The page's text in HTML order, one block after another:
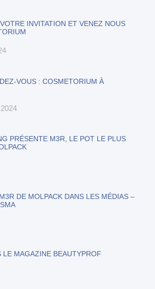
INVITATION ET VENEZ NOUS
VOUS : COSMETORIUM À
PRÉSENTE M3R, LE POT LE PLUS
DE MOLPACK DANS LES MÉDIAS –
LE MAGAZINE BEAUTYPROF